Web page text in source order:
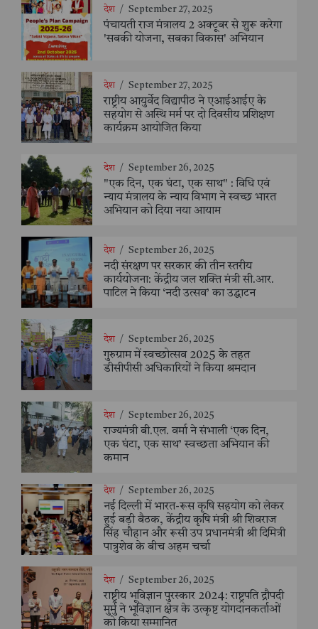
देश / September 27, 2025
पंचायती राज मंत्रालय 2 अक्टूबर से शुरू करेगा
'सबकी योजना, सबका विकास' अभियान
देश / September 27, 2025
राष्ट्रीय आयुर्वेद विद्यापीठ ने एआईआईए के
सहयोग से अस्थि मर्म पर दो दिवसीय प्रशिक्षण
कार्यक्रम आयोजित किया
देश / September 26, 2025
"एक दिन, एक घंटा, एक साथ" : विधि एवं
न्याय मंत्रालय के न्याय विभाग ने स्वच्छ भारत
अभियान को दिया नया आयाम
देश / September 26, 2025
नदी संरक्षण पर सरकार की तीन स्तरीय
कार्ययोजना: केंद्रीय जल शक्ति मंत्री सी.आर.
पाटिल ने किया ‘नदी उत्सव’ का उद्घाटन
देश / September 26, 2025
गुरुग्राम में स्वच्छोत्सव 2025 के तहत
डीसीपीसी अधिकारियों ने किया श्रमदान
देश / September 26, 2025
राज्यमंत्री बी.एल. वर्मा ने संभाली ‘एक दिन,
एक घंटा, एक साथ’ स्वच्छता अभियान की
कमान
देश / September 26, 2025
नई दिल्ली में भारत-रूस कृषि सहयोग को लेकर
हुई बड़ी बैठक, केंद्रीय कृषि मंत्री श्री शिवराज
सिंह चौहान और रूसी उप प्रधानमंत्री श्री दिमित्री
पात्रुशेव के बीच अहम चर्चा
देश / September 26, 2025
राष्ट्रीय भूविज्ञान पुरस्कार 2024: राष्ट्रपति द्रौपदी
मुर्मु ने भूविज्ञान क्षेत्र के उत्कृष्ट योगदानकर्ताओं
को किया सम्मानित